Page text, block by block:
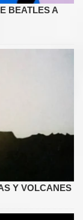
BEATLES A
Y VOLCANES